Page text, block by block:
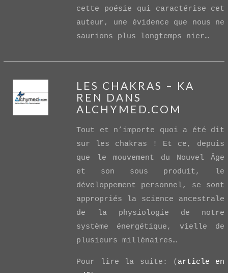
cette poésie qui caractérise cet
auteur, une évidence que nous ne
saurions plus longtemps nier…
LES CHAKRAS – KA
REN DANS
ALCHYMED.COM
Tout et n’importe quoi a été dit
sur les chakras ! Et ce, depuis
que le mouvement du Nouvel Âge
et son sous produit, le
développement personnel, se sont
appropriés la science ancestrale
de la physiologie de notre
système énergétique, vielle de
plusieurs millénaires…
Pour lire la suite: ( article en